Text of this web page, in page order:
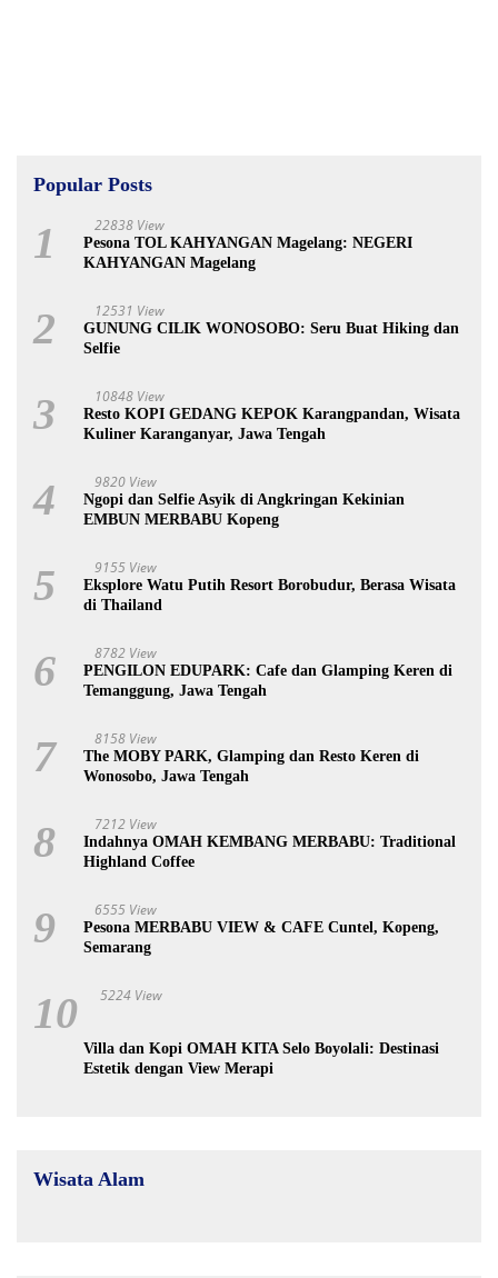
Popular Posts
1 22838 View
Pesona TOL KAHYANGAN Magelang: NEGERI
KAHYANGAN Magelang
2 12531 View
GUNUNG CILIK WONOSOBO: Seru Buat Hiking dan
Selfie
3 10848 View
Resto KOPI GEDANG KEPOK Karangpandan, Wisata
Kuliner Karanganyar, Jawa Tengah
4 9820 View
Ngopi dan Selfie Asyik di Angkringan Kekinian
EMBUN MERBABU Kopeng
5 9155 View
Eksplore Watu Putih Resort Borobudur, Berasa Wisata
di Thailand
6 8782 View
PENGILON EDUPARK: Cafe dan Glamping Keren di
Temanggung, Jawa Tengah
7 8158 View
The MOBY PARK, Glamping dan Resto Keren di
Wonosobo, Jawa Tengah
8 7212 View
Indahnya OMAH KEMBANG MERBABU: Traditional
Highland Coffee
9 6555 View
Pesona MERBABU VIEW & CAFE Cuntel, Kopeng,
Semarang
10 5224 View
Villa dan Kopi OMAH KITA Selo Boyolali: Destinasi
Estetik dengan View Merapi
Wisata Alam